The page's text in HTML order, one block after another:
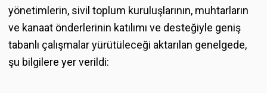
yönetimlerin, sivil toplum kuruluşlarının, muhtarların
ve kanaat önderlerinin katılımı ve desteğiyle geniş
tabanlı çalışmalar yürütüleceği aktarılan genelgede,
şu bilgilere yer verildi: